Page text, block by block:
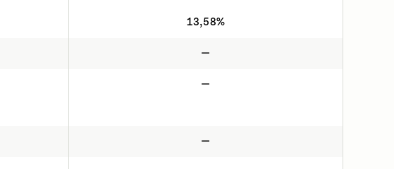
13,58%
—
—
—